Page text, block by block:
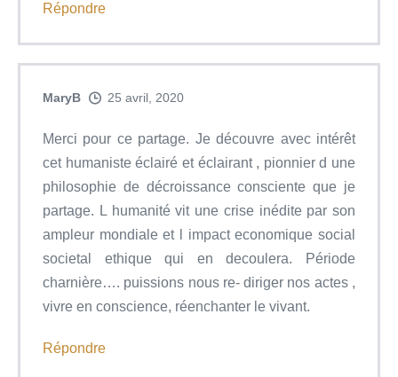
Répondre
MaryB 25 avril, 2020
Merci pour ce partage. Je découvre avec intérêt
cet humaniste éclairé et éclairant , pionnier d une
philosophie de décroissance consciente que je
partage. L humanité vit une crise inédite par son
ampleur mondiale et l impact economique social
societal ethique qui en decoulera. Période
charnière…. puissions nous re- diriger nos actes ,
vivre en conscience, réenchanter le vivant.
Répondre